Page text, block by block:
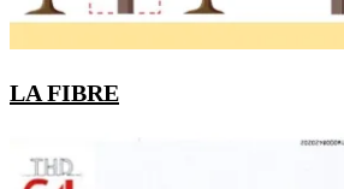
LA FIBRE